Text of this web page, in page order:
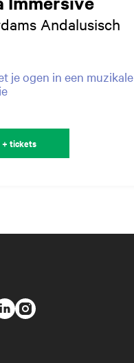
Andalusisch
je ogen in een muzikale
+ tickets